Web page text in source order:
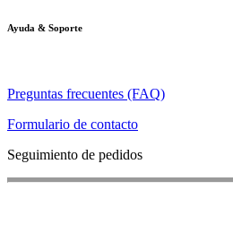
Ayuda & Soporte
Preguntas frecuentes (FAQ)
Formulario de contacto
Seguimiento de pedidos